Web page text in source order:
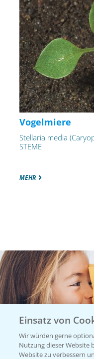
Vogelmiere
Stellaria media
STEME
MEHR
Einsatz von
Wir würden gerne
Nutzung dieser Website
Website zu verbessern